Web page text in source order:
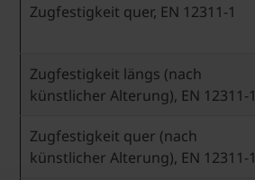
Zugfestigkeit quer, EN 12311-1
Zugfestigkeit längs (nach
künstlicher Alterung), EN 12311-1
Zugfestigkeit quer (nach
künstlicher Alterung), EN 12311-1